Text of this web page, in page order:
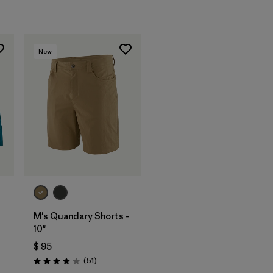
New
M's Quandary Shorts -
10"
$ 95
Valoración: 3.9 / 5
(51Comentarios
)